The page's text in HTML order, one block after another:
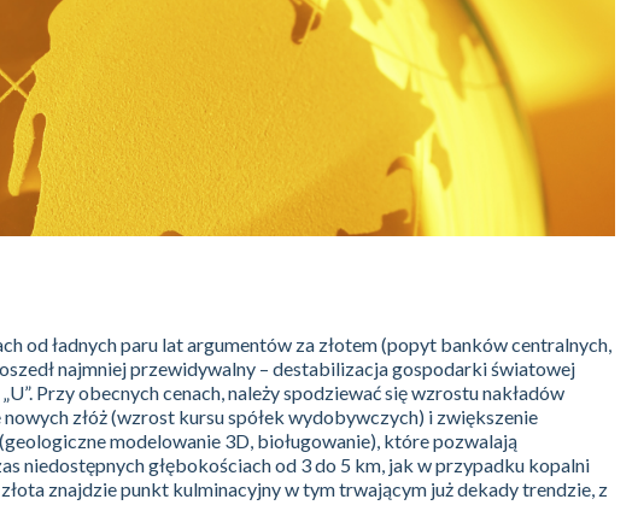
od ładnych paru lat argumentów za złotem (popyt banków centralnych,
najmniej przewidywalny – destabilizacja gospodarki światowej
Przy obecnych cenach, należy spodziewać się wzrostu nakładów
złóż (wzrost kursu spółek wydobywczych) i zwiększenie
modelowanie 3D, bioługowanie), które pozwalają
niedostępnych głębokościach od 3 do 5 km, jak w przypadku kopalni
znajdzie punkt kulminacyjny w tym trwającym już dekady trendzie, z